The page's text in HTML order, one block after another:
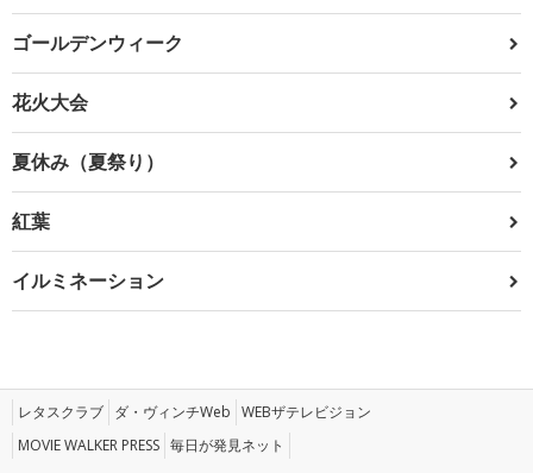
ゴールデンウィーク
花火大会
夏休み（夏祭り）
紅葉
イルミネーション
レタスクラブ ダ・ヴィンチWeb WEBザテレビジョン
MOVIE WALKER PRESS 毎日が発見ネット